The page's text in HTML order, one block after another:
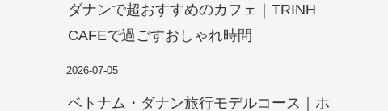
ダナンで超おすすめのカフェ｜TRINH
CAFEで過ごすおしゃれ時間
2026-07-05
ベトナム・ダナン旅行モデルコース｜ホ